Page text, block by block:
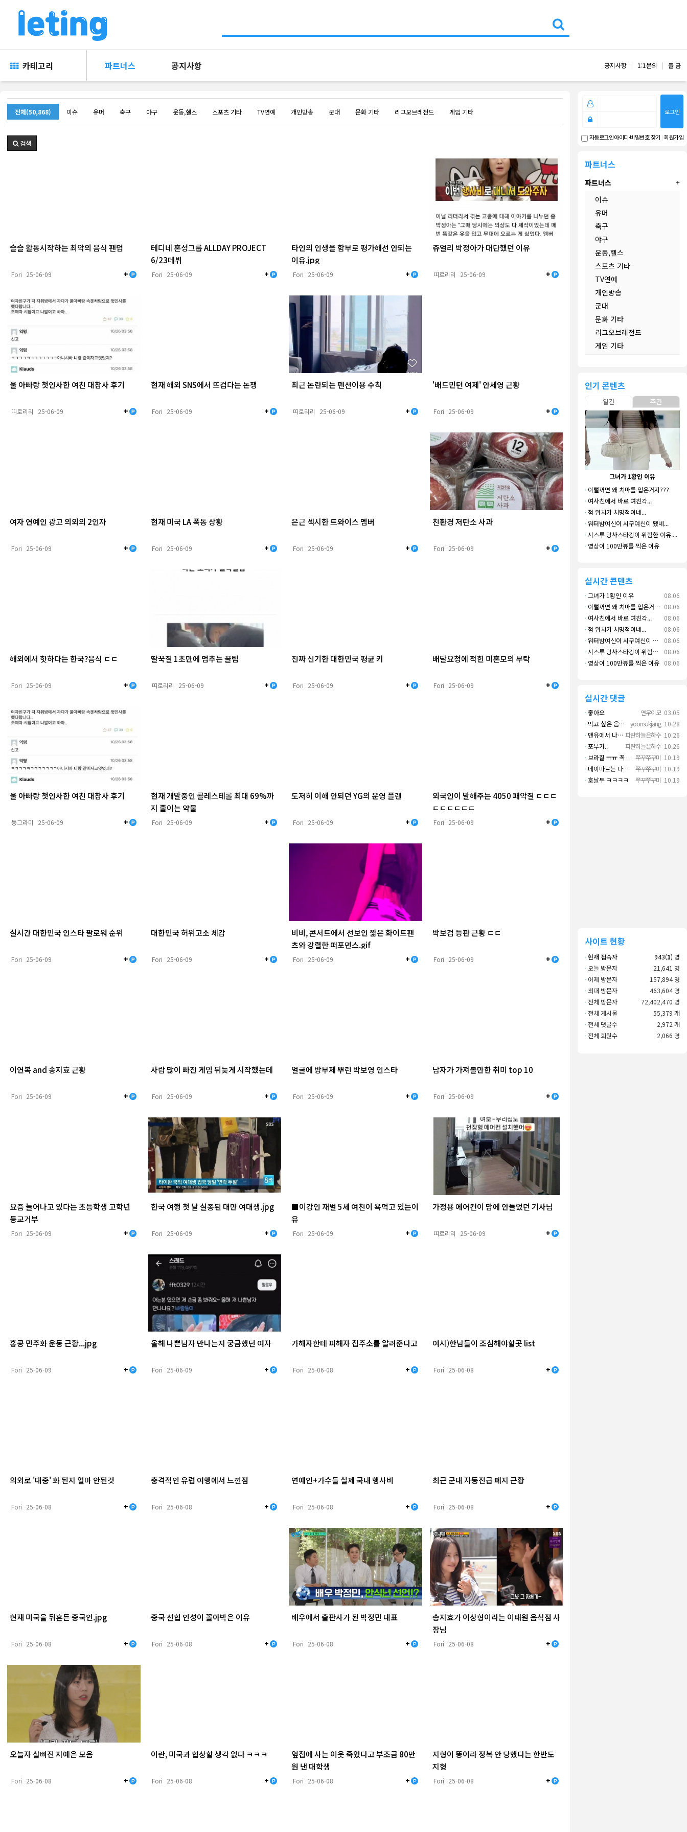
카테고리 파트너스 공지사항 공지사항 1:1문의 출 금
전체(50,868) 이슈 유머 축구 야구 운동,헬스 스포츠 기타 TV연예 개인방송 군대 문화 기타 리그오브레전드 게임 기타
검색
슬슬 활동시작하는 최악의 음식 팬덤
Fori 25-06-09 +
테디네 혼성그룹 ALLDAY PROJECT
6/23데뷔
Fori 25-06-09 +
타인의 인생을 함부로 평가해선 안되는
이유.jpg
Fori 25-06-09 +
쥬얼리 박정아가 대단했던 이유
띠로리리 25-06-09 +
울 아빠랑 첫인사한 여친 대참사 후기
띠로리리 25-06-09 +
현재 해외 SNS에서 뜨겁다는 논쟁
Fori 25-06-09 +
최근 논란되는 펜션이용 수칙
띠로리리 25-06-09 +
'배드민턴 여제' 안세영 근황
Fori 25-06-09 +
여자 연예인 광고 의외의 2인자
Fori 25-06-09 +
현재 미국 LA 폭동 상황
Fori 25-06-09 +
은근 섹시한 트와이스 멤버
Fori 25-06-09 +
친환경 저탄소 사과
Fori 25-06-09 +
해외에서 핫하다는 한국?음식 ㄷㄷ
Fori 25-06-09 +
딸꾹질 1초만에 멈추는 꿀팁
띠로리리 25-06-09 +
진짜 신기한 대한민국 평균 키
Fori 25-06-09 +
배달요청에 적힌 미혼모의 부탁
Fori 25-06-09 +
울 아빠랑 첫인사한 여친 대참사 후기
동그라미 25-06-09 +
현재 개발중인 콜레스테롤 최대 69%까
지 줄이는 약물
Fori 25-06-09 +
도저히 이해 안되던 YG의 운영 플랜
Fori 25-06-09 +
외국인이 말해주는 4050 패악질 ㄷㄷㄷ
ㄷㄷㄷㄷㄷㄷ
Fori 25-06-09 +
실시간 대한민국 인스타 팔로워 순위
Fori 25-06-09 +
대한민국 허위고소 체감
Fori 25-06-09 +
비비, 콘서트에서 선보인 짧은 화이트팬
츠와 강렬한 퍼포먼스.gif
Fori 25-06-09 +
박보검 등판 근황 ㄷㄷ
Fori 25-06-09 +
이연복 and 송지효 근황
Fori 25-06-09 +
사람 많이 빠진 게임 뒤늦게 시작했는데
Fori 25-06-09 +
얼굴에 방부제 뿌린 박보영 인스타
Fori 25-06-09 +
남자가 가져볼만한 취미 top 10
Fori 25-06-09 +
요즘 늘어나고 있다는 초등학생 고학년
등교거부
Fori 25-06-09 +
한국 여행 첫 날 실종된 대만 여대생.jpg
Fori 25-06-09 +
■이강인 재벌 5세 여친이 욕먹고 있는이
유
Fori 25-06-09 +
가정용 에어컨이 맘에 안들었던 기사님
띠로리리 25-06-09 +
홍콩 민주화 운동 근황...jpg
Fori 25-06-09 +
올해 나쁜남자 만나는지 궁금했던 여자
Fori 25-06-09 +
가해자한테 피해자 집주소를 알려준다고
Fori 25-06-08 +
여시)한남들이 조심해야할곳 list
Fori 25-06-08 +
의외로 '대중' 화 된지 얼마 안된것
Fori 25-06-08 +
충격적인 유럽 여행에서 느낀점
Fori 25-06-08 +
연예인+가수들 실제 국내 행사비
Fori 25-06-08 +
최근 군대 자동진급 폐지 근황
Fori 25-06-08 +
현재 미국을 뒤흔든 중국인.jpg
Fori 25-06-08 +
중국 선협 인성이 꼴아박은 이유
Fori 25-06-08 +
배우에서 출판사가 된 박정민 대표
Fori 25-06-08 +
송지효가 이상형이라는 이태원 음식점 사
장님
Fori 25-06-08 +
오늘자 살빠진 지예은 모음
Fori 25-06-08 +
이란, 미국과 협상할 생각 없다 ㅋㅋㅋ
Fori 25-06-08 +
옆집에 사는 이웃 죽었다고 부조금 80만
원 낸 대학생
Fori 25-06-08 +
지형이 똥이라 정복 안 당했다는 한반도
지형
Fori 25-06-08 +
로그인
자동로그인아이디·비밀번호 찾기 |회원가입
파트너스
파트너스
이슈
유머
축구
야구
운동,헬스
스포츠 기타
TV연예
개인방송
군대
문화 기타
리그오브레전드
게임 기타
인기 콘텐츠
일간 주간
그녀가 1황인 이유
· 이럴꺼면 왜 치마를 입은거지???
· 여사친에서 바로 여친각...
·점 위치가 치명적이네...
·워터밤여신이 시구여신이 됐네...
·시스루 망사스타킹이 위험한 이유....
· 영상이 100만뷰를 찍은 이유
실시간 콘텐츠
08.06
· 그녀가 1황인 이유
08.06
· 이럴꺼면 왜 치마를 입은거지???
08.06
· 여사친에서 바로 여친각...
08.06
·점 위치가 치명적이네...
08.06
·워터밤여신이 시구여신이 됐네...
08.06
·시스루 망사스타킹이 위험한 이유....
08.06
· 영상이 100만뷰를 찍은 이유
실시간 댓글
연우이모 03.05
·좋아요
yoonsukjang 10.28
· 먹고 싶은 음식 실컷 먹고 그 영상으로 떼 돈도 버네 ㄷㄷ. 하고 싶은 것만 하고 부자되네.
파란하늘은하수 10.26
· 맨유에서 나왔으면 좋겠다
파란하늘은하수 10.26
·포부가..
쭈꾸쭈꾸미 10.19
· 브라질 ㅠㅠ 꼭 나오길..
쭈꾸쭈꾸미 10.19
· 네이마르는 나가면 음바페만 좋겠네
쭈꾸쭈꾸미 10.19
·호날두 ㅋㅋㅋㅋ
사이트 현황
·현재 접속자 943(1) 명
·오늘 방문자
21,641 명
· 어제 방문자
157,894 명
· 최대 방문자
463,604 명
· 전체 방문자
72,402,470 명
· 전체 게시물
55,379 개
· 전체 댓글수
2,972 개
· 전체 회원수 2,066 명